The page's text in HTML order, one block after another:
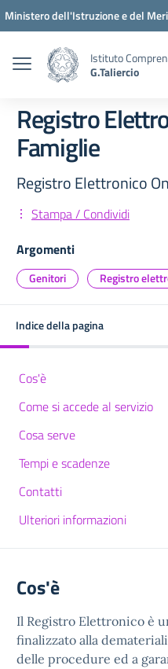
Vai ai contenuti
Vai al menu di navigazione
Vai al footer
Ministero dell'Istruzione e del
Istituto
G.Taliercio
Registro
Famiglie
Registro Elettronico
Stampa / Condividi
Argomenti
Genitori Registro
Indice della pagina
Cos'è
Come si accede al servizio
Cosa serve
Tempi e scadenze
Contatti
Ulteriori informazioni
Cos'è
Il Registro Elettronico è
finalizzato alla
delle procedure ed a